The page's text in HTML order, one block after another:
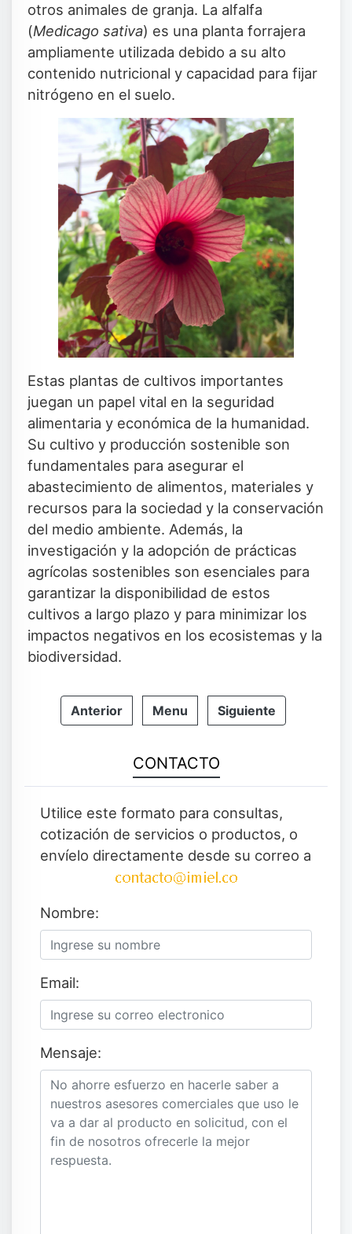
otros animales de granja. La alfalfa
(Medicago sativa) es una planta forrajera
ampliamente utilizada debido a su alto
contenido nutricional y capacidad para fijar
nitrógeno en el suelo.
Estas plantas de cultivos importantes
juegan un papel vital en la seguridad
alimentaria y económica de la humanidad.
Su cultivo y producción sostenible son
fundamentales para asegurar el
abastecimiento de alimentos, materiales y
recursos para la sociedad y la conservación
del medio ambiente. Además, la
investigación y la adopción de prácticas
agrícolas sostenibles son esenciales para
garantizar la disponibilidad de estos
cultivos a largo plazo y para minimizar los
impactos negativos en los ecosistemas y la
biodiversidad.
Anterior Menu Siguiente
CONTACTO
Utilice este formato para consultas,
cotización de servicios o productos, o
envíelo directamente desde su correo a
Nombre:
Email:
Mensaje: